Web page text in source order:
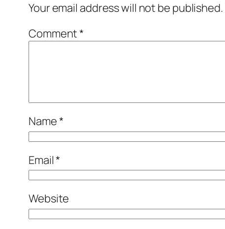
Your email address will not be published.
Comment*
Name*
Email*
Website